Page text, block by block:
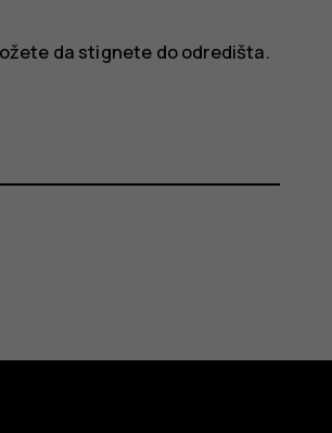
da stignete do odredišta.